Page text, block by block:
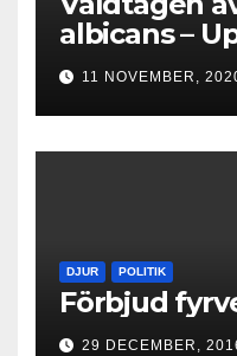
albicans –
11 NOVEMBER,
DJUR POLITIK
Förbjud
29 DECEMBER,